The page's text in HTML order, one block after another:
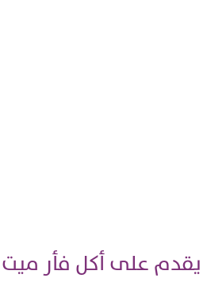
يقدم على أكل فأر ميت